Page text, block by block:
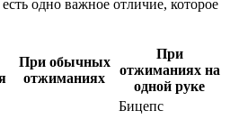
одно важное отличие, которое
При обычных
отжиманиях
При
отжиманиях на
одной руке
Бицепс